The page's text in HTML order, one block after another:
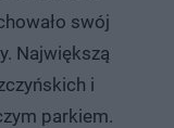
swój
Największą
i
parkiem.